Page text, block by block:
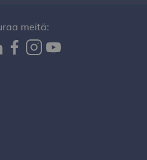
meitä: